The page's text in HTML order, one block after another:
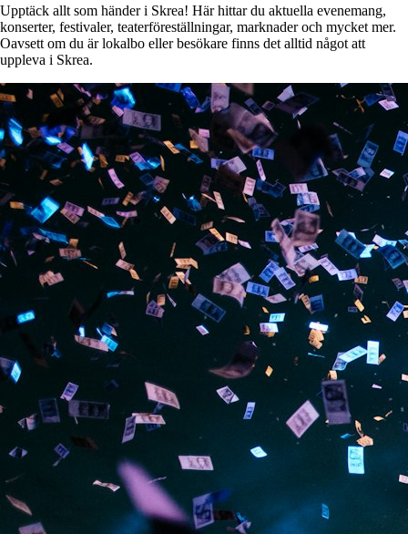
Upptäck allt som händer i Skrea! Här hittar du aktuella evenemang,
konserter, festivaler, teaterföreställningar, marknader och mycket mer.
Oavsett om du är lokalbo eller besökare finns det alltid något att
uppleva i Skrea.